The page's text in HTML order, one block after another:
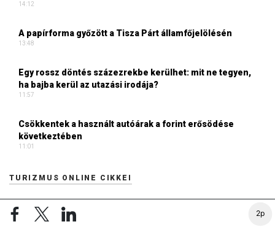
2p
14:12
A papírforma győzött a Tisza Párt államfőjelölésén
13:48
Egy rossz döntés százezrekbe kerülhet: mit ne tegyen,
ha bajba kerül az utazási irodája?
11:57
Csökkentek a használt autóárak a forint erősödése
következtében
11:01
TURIZMUS ONLINE CIKKEI
Digitális élménytér a lévai várban